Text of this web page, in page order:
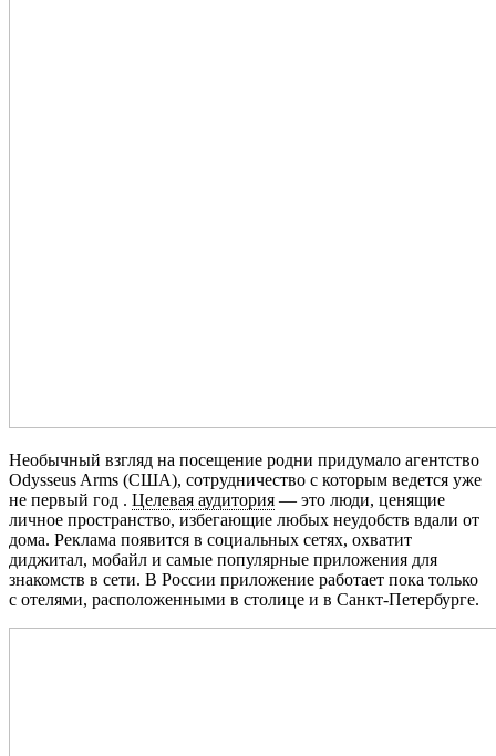
Необычный взгляд на посещение родни придумало агентство
Odysseus Arms (США), сотрудничество с которым ведется уже
не первый год . Целевая аудитория — это люди, ценящие
личное пространство, избегающие любых неудобств вдали от
дома. Реклама появится в социальных сетях, охватит
диджитал, мобайл и самые популярные приложения для
знакомств в сети. В России приложение работает пока только
с отелями, расположенными в столице и в Санкт-Петербурге.